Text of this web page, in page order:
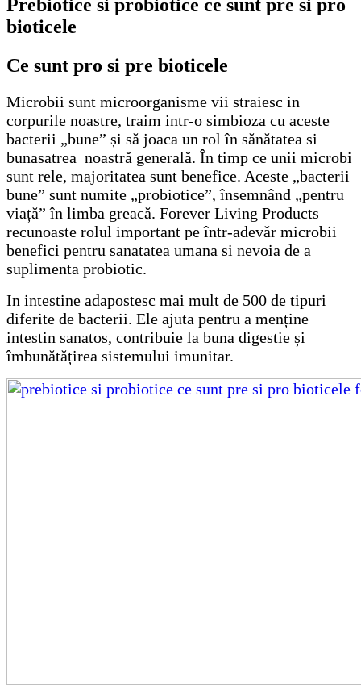
Prebiotice si probiotice ce sunt pre si pro
bioticele
Ce sunt pro si pre bioticele
Microbii sunt microorganisme vii straiesc in
corpurile noastre, traim intr-o simbioza cu aceste
bacterii „bune” și să joaca un rol în sănătatea si
bunasatrea noastră generală. În timp ce unii microbi
sunt rele, majoritatea sunt benefice. Aceste „bacterii
bune” sunt numite „probiotice”, însemnând „pentru
viață” în limba greacă. Forever Living Products
recunoaste rolul important pe într-adevăr microbii
benefici pentru sanatatea umana si nevoia de a
suplimenta probiotic.
In intestine adapostesc mai mult de 500 de tipuri
diferite de bacterii. Ele ajuta pentru a menține
intestin sanatos, contribuie la buna digestie și
îmbunătățirea sistemului imunitar.